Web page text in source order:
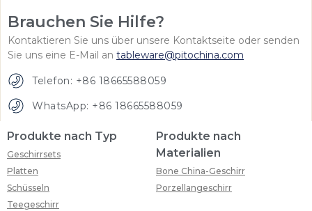
Brauchen Sie Hilfe?
Kontaktieren Sie uns über unsere Kontaktseite oder senden
Sie uns eine E-Mail an tableware@pitochina.com
Telefon: +86 18665588059
WhatsApp: +86 18665588059
Produkte nach Typ
Geschirrsets
Platten
Schüsseln
Teegeschirr
Produkte nach
Materialien
Bone China-Geschirr
Porzellangeschirr